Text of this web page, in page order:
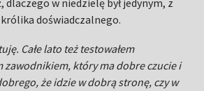
dlaczego w niedzielę był jedynym, z
doświadczalnego.
Całe lato też testowałem
zawodnikiem, który ma dobre czucie i
że idzie w dobrą stronę, czy w